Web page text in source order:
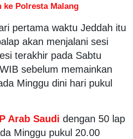
ke Polresta Malang
pertama waktu Jeddah itu
akan menjalani sesi
terakhir pada Sabtu
sebelum memainkan
Minggu dini hari pukul
Arab Saudi dengan 50 lap
Minggu pukul 20.00